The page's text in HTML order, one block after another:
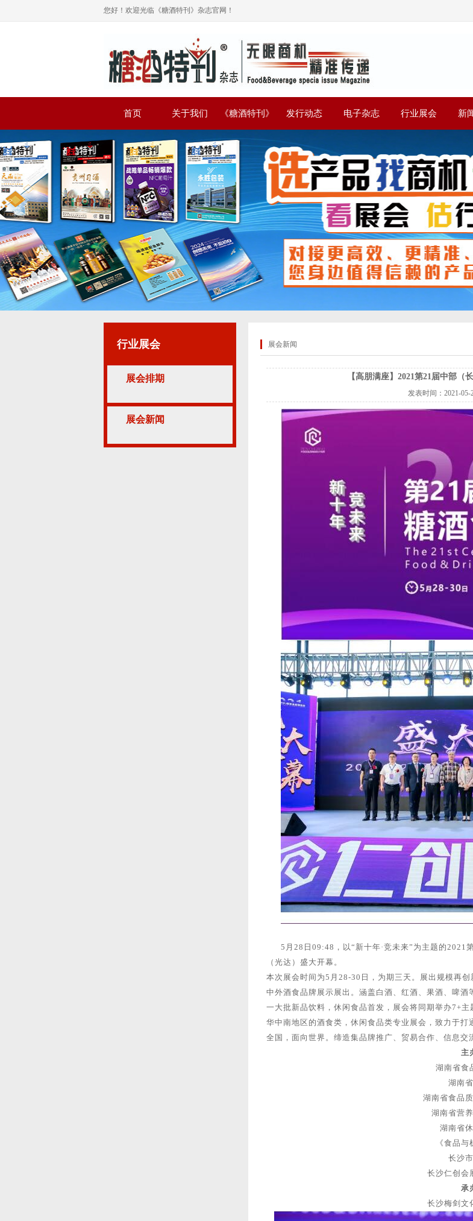
您好！欢迎光临《糖酒特刊》杂志官网！
首页 关于我们 《糖酒特刊》 发行动态 电子杂志 行业展会 新
行业展会
展会排期
展会新闻
展会新闻
【高朋满座】2021第21届中部（
发表时间： 2021-05-
5月28日09:48，以“新十年·竞未来”为主题的2021
（光达）盛大开幕。
本次展会时间为5月28-30日，为期三天。展出规模再
中外酒食品牌展示展出。涵盖白酒、红酒、果酒、啤
一大批新品饮料，休闲食品首发，展会将同期举办7+
华中南地区的酒食类，休闲食品类专业展会，致力于
全国，面向世界。缔造集品牌推广、贸易合作、信息交
主
湖南省食
湖南
湖南省食品
湖南省营
湖南省
《食品
长沙
长沙仁创会
承
长沙梅剑文